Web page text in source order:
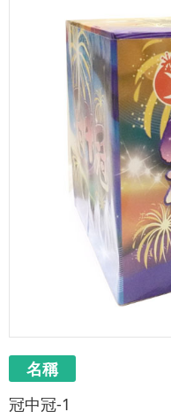
名稱
冠中冠-1